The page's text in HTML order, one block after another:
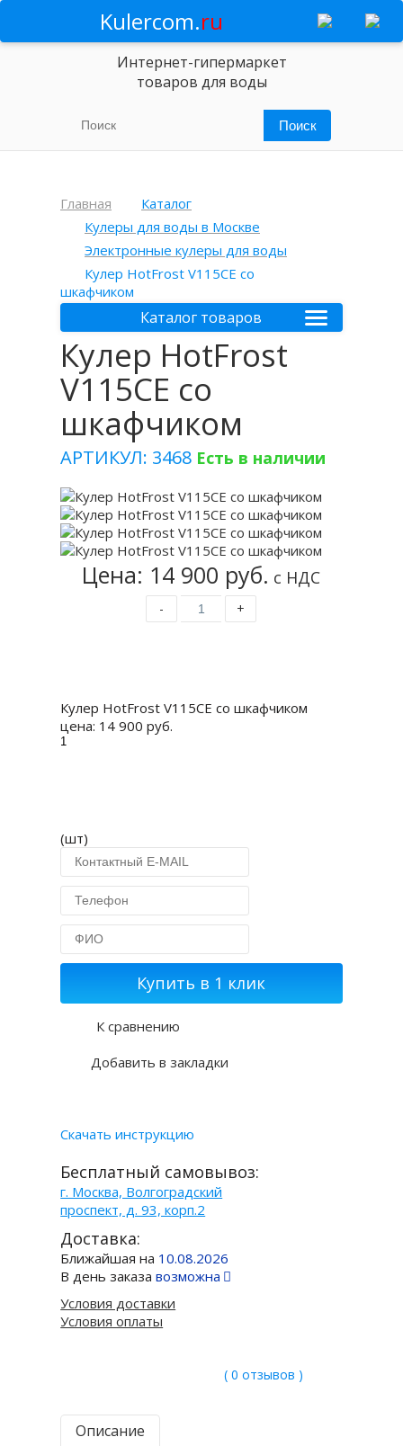
Kulercom.ru
Интернет-гипермаркет
товаров для воды
Главная
Каталог
Кулеры для воды в Москве
Электронные кулеры для воды
Кулер HotFrost V115CE со
шкафчиком
Каталог товаров
Кулер HotFrost
V115CE со
шкафчиком
АРТИКУЛ: 3468 Есть в наличии
Цена: 14 900 руб. с НДС
- +
Кулер HotFrost V115CE со шкафчиком
цена: 14 900 руб.
(шт)
Купить в 1 клик
К сравнению
Добавить в закладки
Скачать инструкцию
Бесплатный самовывоз:
г. Москва, Волгоградский
проспект, д. 93, корп.2
Доставка:
Ближайшая на 10.08.2026
В день заказавозможна
Условия доставки
Условия оплаты
( 0 отзывов )
Описание